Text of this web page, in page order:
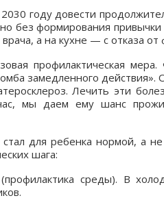
году довести
без формирования
а на кухне — с отказа от
профилактическая
замедленного
Лечить эти
мы даем ему шанс
для ребенка нормой, а
шага:
среды). В